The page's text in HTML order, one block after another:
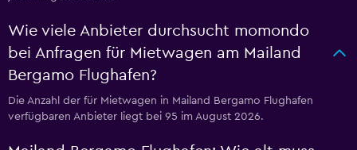
Wie viele Anbieter durchsucht momondo
bei Anfragen für Mietwagen am Mailand
Bergamo Flughafen?
Die Anzahl der für Mietwagen in Mailand Bergamo Flughafen
verfügbaren Anbieter liegt bei 95 im August 2026.